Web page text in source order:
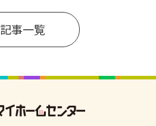
記事一覧